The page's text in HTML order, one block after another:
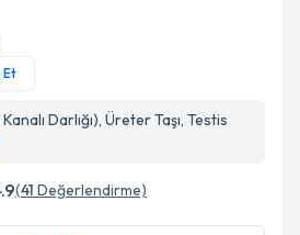
Profil Fotoğrafı
Et
Darlığı), Üreter Taşı, Testis
(41 Değerlendirme)